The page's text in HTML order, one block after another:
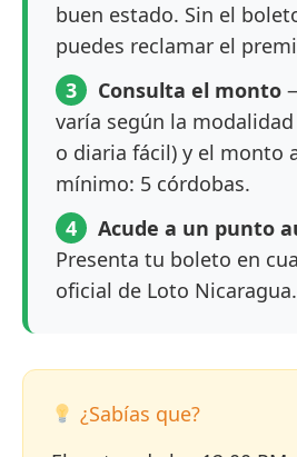
buen estado. Sin el
puedes reclamar el
3
Consulta el monto
varía según la
o diaria fácil) y el monto
mínimo: 5 córdobas.
4
Acude a un punto
Presenta tu boleto en
oficial de Loto Nicaragua.
¿Sabías que?